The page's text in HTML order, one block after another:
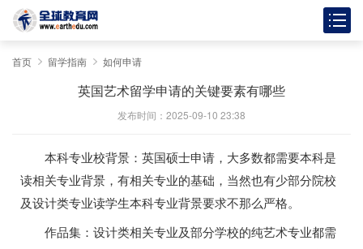
首页 留学指南 如何申请
英国艺术留学申请的关键要素有哪些
发布时间：2025-09-10 23:38
本科专业校背景：英国硕士申请，大多数都需要本科是
读相关专业背景，有相关专业的基础，当然也有少部分院校
及设计类专业读学生本科专业背景要求不那么严格。
作品集：设计类相关专业及部分学校的纯艺术专业都需